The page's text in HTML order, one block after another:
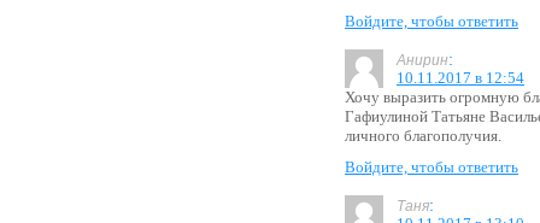
Войдите, чтобы ответить
Анирин:
10.11.2017 в 12:54
Хочу выразить огромную
Гафиулиной Татьяне
личного благополучия.
Войдите, чтобы ответить
Таня: